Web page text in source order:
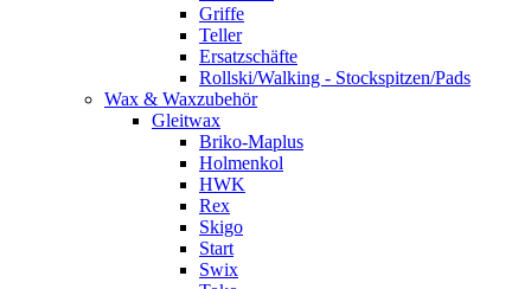
Griffe
Teller
Ersatzschäfte
Rollski/Walking - Stockspitzen/Pads
Wax & Waxzubehör
Gleitwax
Briko-Maplus
Holmenkol
HWK
Rex
Skigo
Start
Swix